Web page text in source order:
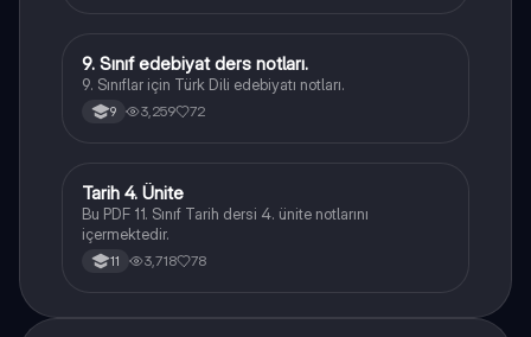
Türk Dili ve Edebiyatı
9. Sınıf edebiyat ders notları.
9. Sınıflar için Türk Dili edebiyatı notları.
9 3,259 72
Tarih
Tarih 4. Ünite
Bu PDF 11. Sınıf Tarih dersi 4. ünite notlarını
içermektedir.
11 3,718 78